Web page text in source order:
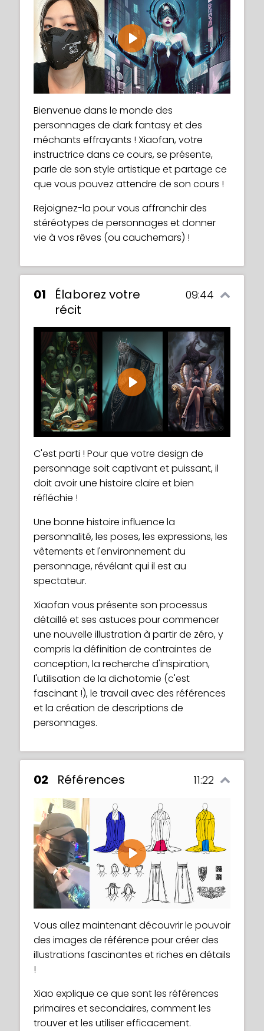
Play
Bienvenue dans le monde des
personnages de dark fantasy et des
méchants effrayants ! Xiaofan, votre
instructrice dans ce cours, se présente,
parle de son style artistique et partage ce
que vous pouvez attendre de son cours !
Rejoignez-la pour vous affranchir des
stéréotypes de personnages et donner
vie à vos rêves (ou cauchemars) !
01
Élaborez votre
récit
09:44
Play
C'est parti ! Pour que votre design de
personnage soit captivant et puissant, il
doit avoir une histoire claire et bien
réfléchie !
Une bonne histoire influence la
personnalité, les poses, les expressions, les
vêtements et l'environnement du
personnage, révélant qui il est au
spectateur.
Xiaofan vous présente son processus
détaillé et ses astuces pour commencer
une nouvelle illustration à partir de zéro, y
compris la définition de contraintes de
conception, la recherche d'inspiration,
l'utilisation de la dichotomie (c'est
fascinant !), le travail avec des références
et la création de descriptions de
personnages.
02 Références 11:22
Play
Vous allez maintenant découvrir le pouvoir
des images de référence pour créer des
illustrations fascinantes et riches en détails
!
Xiao explique ce que sont les références
primaires et secondaires, comment les
trouver et les utiliser efficacement.